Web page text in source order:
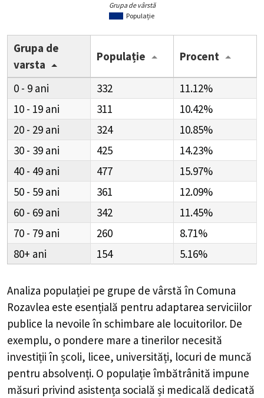
Populație
Grupa de vârstă
Grupa de
varsta
Populație Procent
0 - 9 332
11.12%
10 - 19
311
10.42%
20 - 29
324
10.85%
30 - 39
425
14.23%
40 - 49
477
15.97%
50 - 59
361
12.09%
60 - 69
342
11.45%
70 - 79
260
8.71%
80+
154 5.16%
Analiza populației pe grupe de vârstă în Comuna
Rozavlea este esențială pentru adaptarea serviciilor
publice la nevoile în schimbare ale locuitorilor. De
exemplu, o pondere mare a tinerilor necesită
investiții în școli, licee, universități, locuri de muncă
pentru absolvenți. O populație îmbătrânită impune
măsuri privind asistența socială și medicală dedicată